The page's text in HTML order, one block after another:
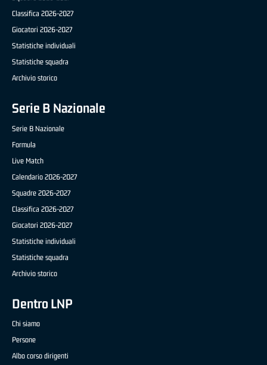
Classifica 2026-2027
Giocatori 2026-2027
Statistiche individuali
Statistiche squadra
Archivio storico
Serie B Nazionale
Serie B Nazionale
Formula
Live Match
Calendario 2026-2027
Squadre 2026-2027
Classifica 2026-2027
Giocatori 2026-2027
Statistiche individuali
Statistiche squadra
Archivio storico
Dentro LNP
Chi siamo
Persone
Albo corso dirigenti